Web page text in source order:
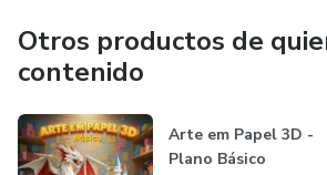
Otros productos de
contenido
Arte em Papel 3D -
Plano Básico